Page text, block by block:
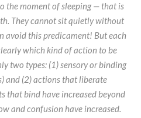
the moment of sleeping — that is
They cannot sit quietly without
avoid this predicament! But each
which kind of action to be
two types: (1) sensory or binding
and (2) actions that liberate
that bind have increased beyond
and confusion have increased.